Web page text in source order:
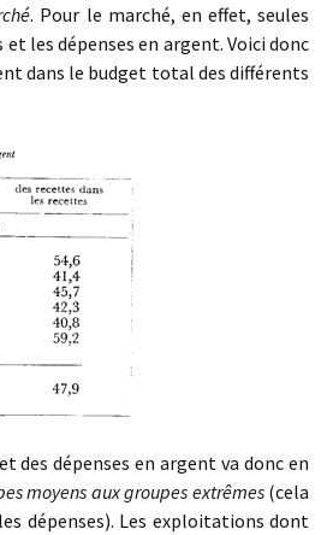
. Pour le marché, en effet, seules
les dépenses en argent. Voici donc
dans le budget total des différents
des dépenses en argent va donc en
moyens aux groupes extrêmes(cela
dépenses). Les exploitations dont